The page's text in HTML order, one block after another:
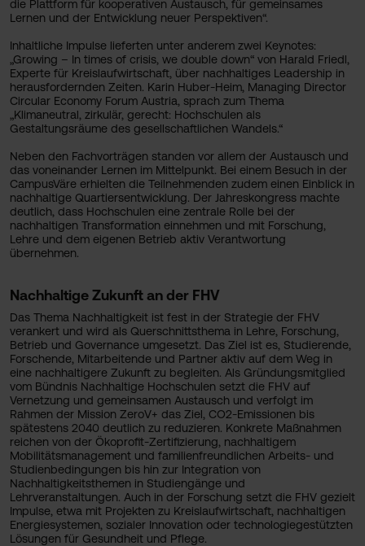
die Plattform für kooperativen Austausch, für gemeinsames
Lernen und der Entwicklung neuer Perspektiven“.
Inhaltliche Impulse lieferten unter anderem zwei Keynotes:
„Growing – In times of crisis, we double down“ von Harald Friedl,
Experte für Kreislaufwirtschaft, über nachhaltiges Leadership in
herausfordernden Zeiten. Karin Huber-Heim, Managing Director
Circular Economy Forum Austria, sprach zum Thema
„Klimaneutral, zirkulär, gerecht: Hochschulen als
Gestaltungsräume des gesellschaftlichen Wandels.“
Neben den Fachvorträgen standen vor allem der Austausch und
das voneinander Lernen im Mittelpunkt. Bei einem Besuch in der
CampusVäre erhielten die Teilnehmenden zudem einen Einblick in
nachhaltige Quartiersentwicklung. Der Jahreskongress machte
deutlich, dass Hochschulen eine zentrale Rolle bei der
nachhaltigen Transformation einnehmen und mit Forschung,
Lehre und dem eigenen Betrieb aktiv Verantwortung
übernehmen.
Nachhaltige Zukunft an der FHV
Das Thema Nachhaltigkeit ist fest in der Strategie der FHV
verankert und wird als Querschnittsthema in Lehre, Forschung,
Betrieb und Governance umgesetzt. Das Ziel ist es, Studierende,
Forschende, Mitarbeitende und Partner aktiv auf dem Weg in
eine nachhaltigere Zukunft zu begleiten. Als Gründungsmitglied
vom Bündnis Nachhaltige Hochschulen setzt die FHV auf
Vernetzung und gemeinsamen Austausch und verfolgt im
Rahmen der Mission ZeroV+ das Ziel, CO2-Emissionen bis
spätestens 2040 deutlich zu reduzieren. Konkrete Maßnahmen
reichen von der Ökoprofit-Zertifizierung, nachhaltigem
Mobilitätsmanagement und familienfreundlichen Arbeits- und
Studienbedingungen bis hin zur Integration von
Nachhaltigkeitsthemen in Studiengänge und
Lehrveranstaltungen. Auch in der Forschung setzt die FHV gezielt
Impulse, etwa mit Projekten zu Kreislaufwirtschaft, nachhaltigen
Energiesystemen, sozialer Innovation oder technologiegestützten
Lösungen für Gesundheit und Pflege.